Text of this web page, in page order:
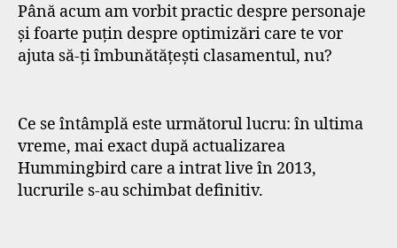
Până acum am vorbit practic despre personaje
și foarte puțin despre optimizări care te vor
ajuta să-ți îmbunătățești clasamentul, nu?
Ce se întâmplă este următorul lucru: în ultima
vreme, mai exact după actualizarea
Hummingbird care a intrat live în 2013,
lucrurile s-au schimbat definitiv.